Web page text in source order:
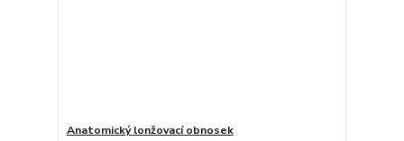
Anatomický lonžovací obnosek